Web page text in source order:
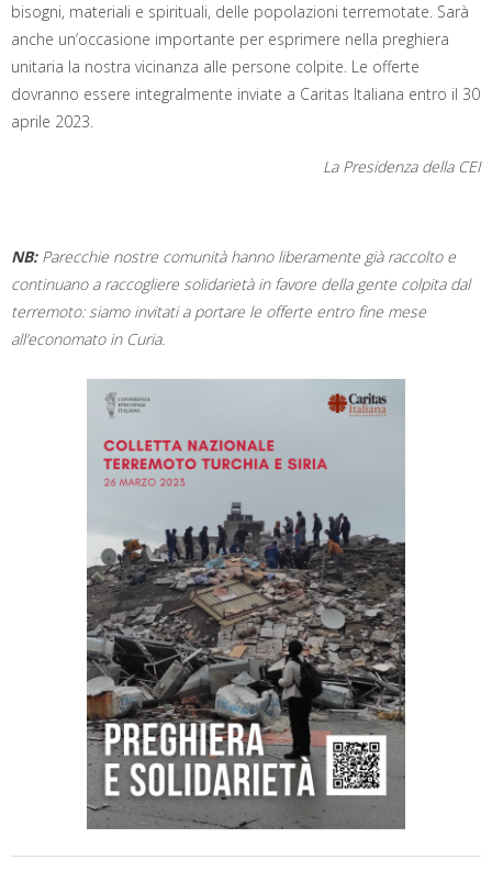
bisogni, materiali e spirituali, delle popolazioni terremotate. Sarà
anche un’occasione importante per esprimere nella preghiera
unitaria la nostra vicinanza alle persone colpite. Le offerte
dovranno essere integralmente inviate a Caritas Italiana entro il 30
aprile 2023.
La Presidenza della CEI
NB:Parecchie nostre comunità hanno liberamente già raccolto e
continuano a raccogliere solidarietà in favore della gente colpita dal
terremoto: siamo invitati a portare le offerte entro fine mese
all’economato in Curia.